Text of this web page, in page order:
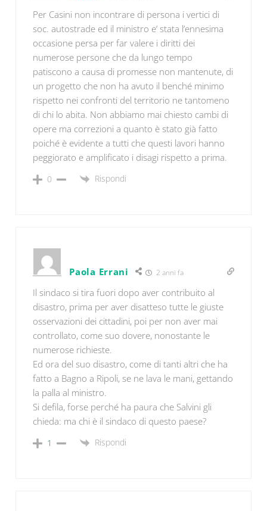
Per Casini non incontrare di persona i vertici di
soc. autostrade ed il ministro e’ stata l’ennesima
occasione persa per far valere i diritti dei
numerose persone che da lungo tempo
patiscono a causa di promesse non mantenute, di
un progetto che non ha avuto il benché minimo
rispetto nei confronti del territorio ne tantomeno
di chi lo abita. Non abbiamo mai chiesto cambi di
opere ma correzioni a quanto è stato già fatto
poiché è evidente a tutti che questi lavori hanno
peggiorato e amplificato i disagi rispetto a prima.
0 Rispondi
Paola Errani 2 anni fa
Il sindaco si tira fuori dopo aver contribuito al
disastro, prima per aver disatteso tutte le giuste
osservazioni dei cittadini, poi per non aver mai
controllato, come suo dovere, nonostante le
numerose richieste.
Ed ora del suo disastro, come di tanti altri che ha
fatto a Bagno a Ripoli, se ne lava le mani, gettando
la palla al ministro.
Si defila, forse perché ha paura che Salvini gli
chieda: ma chi è il sindaco di questo paese?
1 Rispondi